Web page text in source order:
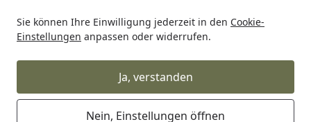
Sie können Ihre Einwilligung jederzeit in den Cookie-
Einstellungen anpassen oder widerrufen.
Ja, verstanden
Nein, Einstellungen öffnen
Startseite
Auto & Zweirad Motorradzubehör & Werkzeuge
Supersprox Stahl-Kettenrad 520 47Z